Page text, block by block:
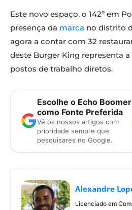
Este novo espaço, o 142º em
presença da marca no distrito
agora a contar com 32
deste Burger King representa
postos de trabalho diretos.
Escolhe o Echo Boomer
como Fonte Preferida
Vê os nossos artigos com
prioridade sempre que
pesquisares no Google.
Alexandre
Licenciado em